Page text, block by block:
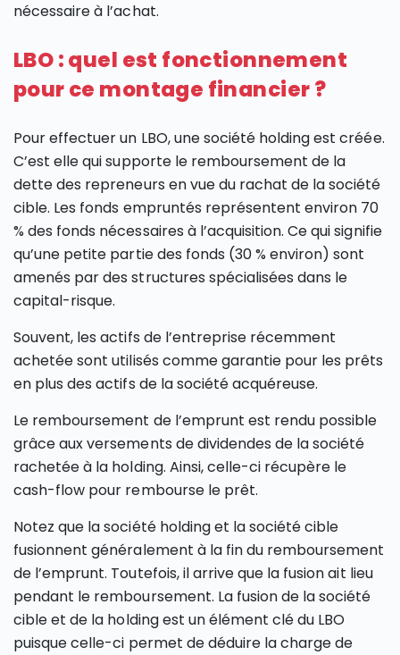
nécessaire à l’achat.
LBO : quel est fonctionnement
pour ce montage financier ?
Pour effectuer un LBO, une société holding est créée.
C’est elle qui supporte le remboursement de la
dette des repreneurs en vue du rachat de la société
cible. Les fonds empruntés représentent environ 70
% des fonds nécessaires à l’acquisition. Ce qui signifie
qu’une petite partie des fonds (30 % environ) sont
amenés par des structures spécialisées dans le
capital-risque.
Souvent, les actifs de l’entreprise récemment
achetée sont utilisés comme garantie pour les prêts
en plus des actifs de la société acquéreuse.
Le remboursement de l’emprunt est rendu possible
grâce aux versements de dividendes de la société
rachetée à la holding. Ainsi, celle-ci récupère le
cash-flow pour rembourse le prêt.
Notez que la société holding et la société cible
fusionnent généralement à la fin du remboursement
de l’emprunt. Toutefois, il arrive que la fusion ait lieu
pendant le remboursement. La fusion de la société
cible et de la holding est un élément clé du LBO
puisque celle-ci permet de déduire la charge de